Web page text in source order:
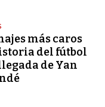
más caros
del fútbol
de Yan